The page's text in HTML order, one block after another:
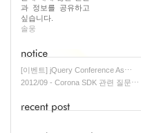
과 정보를 공유하고
싶습니다.
솔웅
[이벤트] jQuery Conference As⋯
2012/09 - Corona SDK 관련 질문⋯